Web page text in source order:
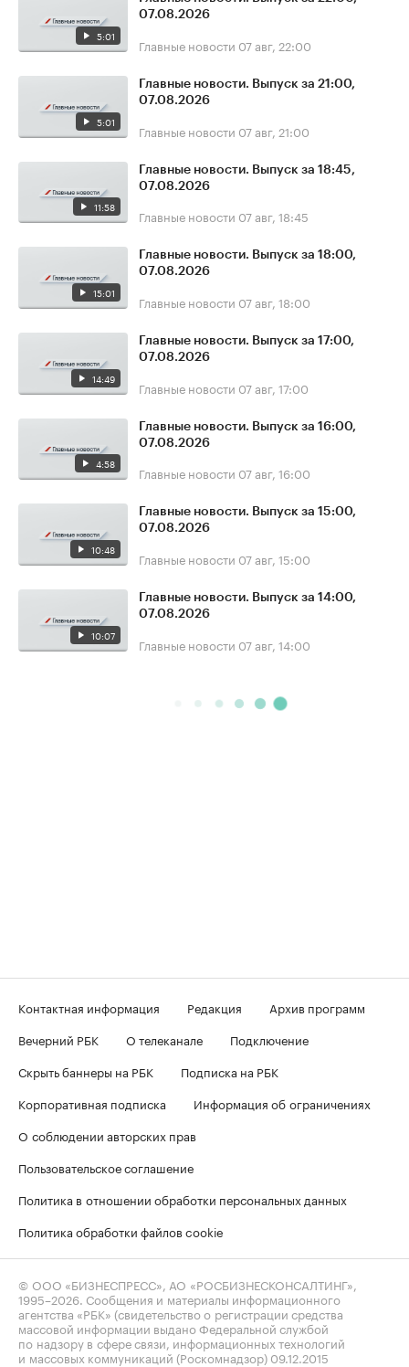
5:01
07.08.2026
Главные новости 07 авг, 22:00
5:01
Главные новости. Выпуск за 21:00,
07.08.2026
Главные новости 07 авг, 21:00
11:58
Главные новости. Выпуск за 18:45,
07.08.2026
Главные новости 07 авг, 18:45
15:01
Главные новости. Выпуск за 18:00,
07.08.2026
Главные новости 07 авг, 18:00
14:49
Главные новости. Выпуск за 17:00,
07.08.2026
Главные новости 07 авг, 17:00
4:58
Главные новости. Выпуск за 16:00,
07.08.2026
Главные новости 07 авг, 16:00
10:48
Главные новости. Выпуск за 15:00,
07.08.2026
Главные новости 07 авг, 15:00
10:07
Главные новости. Выпуск за 14:00,
07.08.2026
Главные новости 07 авг, 14:00
Контактная информация Редакция
Архив программ
Вечерний РБК
О телеканале
Подключение
Скрыть баннеры на РБК
Подписка на РБК
Корпоративная подписка
Информация об ограничениях
О соблюдении авторских прав
Пользовательское соглашение
Политика в отношении обработки персональных данных
Политика обработки файлов cookie
© ООО «БИЗНЕСПРЕСС», АО «РОСБИЗНЕСКОНСАЛТИНГ»,
1995–2026 . Сообщения и материалы информационного
агентства «РБК» (свидетельство о регистрации средства
массовой информации выдано Федеральной службой
по надзору в сфере связи, информационных технологий
и массовых коммуникаций (Роскомнадзор) 09.12.2015